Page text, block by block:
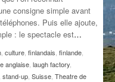
consigne simple avant
Puis elle ajoute,
: le spectacle est…
culture finlandais finlande
anglaise laugh factory
stand-up Suisse Theatre de